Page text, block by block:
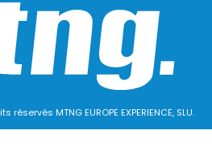
MTNG EUROPE EXPERIENCE, SLU.